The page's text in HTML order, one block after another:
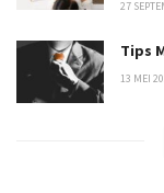
27
Tips
13 MEI